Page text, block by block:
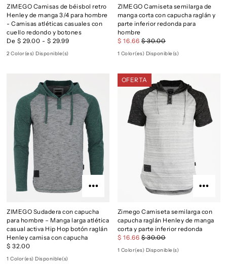
ZIMEGO Camisas de béisbol retro
Henley de manga 3/4 para hombre
- Camisas atléticas casuales con
cuello redondo y botones
De $ 29.00 - $ 29.99
2 Color(es) Disponible(s)
ZIMEGO Camiseta semilarga de
manga corta con capucha raglán y
parte inferior redonda para
hombre
$ 16.66 $ 30.00
1 Color(es) Disponible(s)
ZIMEGO Sudadera con capucha
para hombre – Manga larga atlética
casual activa Hip Hop botón raglán
Henley camisa con capucha
$ 32.00
1 Color(es) Disponible(s)
OFERTA
Zimego Camiseta semilarga con
capucha raglán Henley de manga
corta y parte inferior redonda
$ 16.66 $ 30.00
1 Color(es) Disponible(s)